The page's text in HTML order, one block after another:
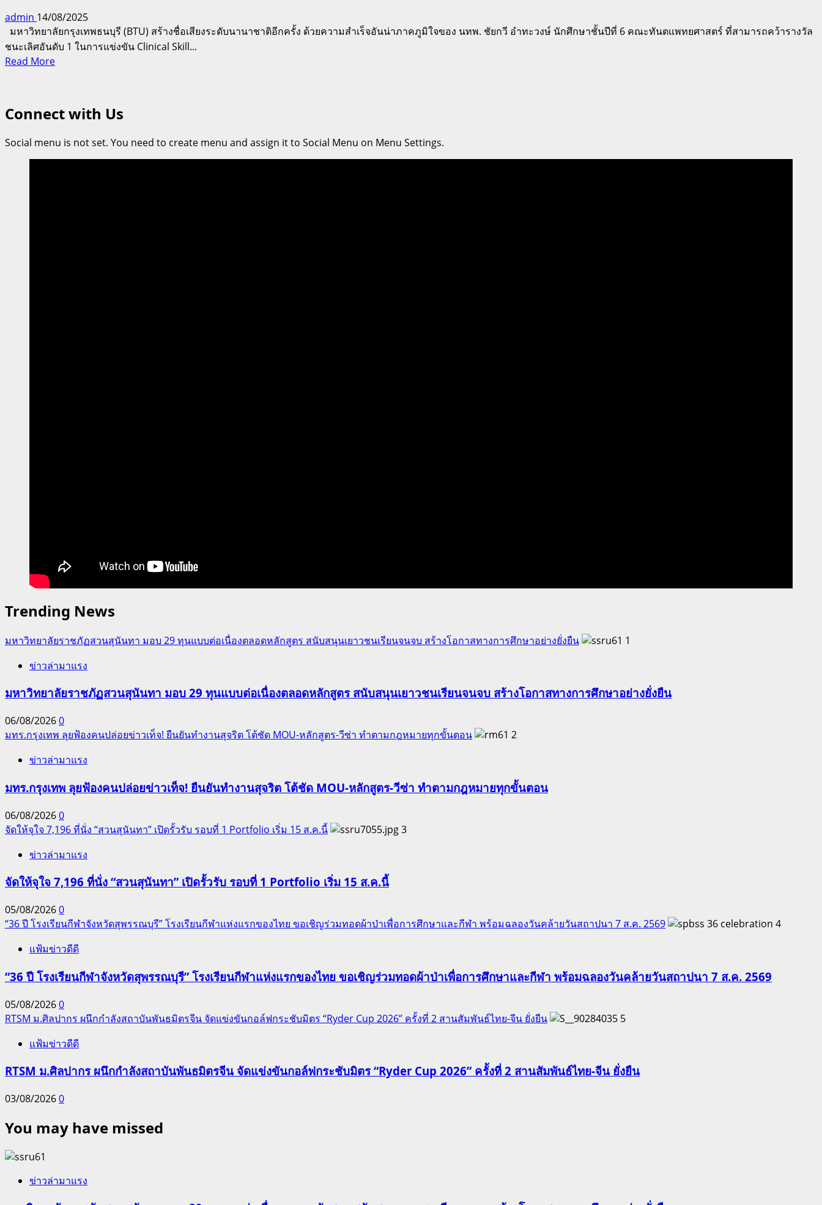
admin 14/08/2025
มหาวิทยาลัยกรุงเทพธนบุรี (BTU) สร้างชื่อเสียงระดับนานาชาติอีกครั้ง ด้วยความสำเร็จอันน่าภาคภูมิใจของ นทพ. ชัยกวี อำทะวงษ์ นักศึกษาชั้นปีที่ 6 คณะทันตแพทยศาสตร์ ที่สามารถคว้ารางวัล
ชนะเลิศอันดับ 1 ในการแข่งขัน Clinical Skill...
Read MoreRead
ธนบุรี”
บัณฑิต
คุณภาพ
Connect with Us
Social menu is not set. You need to create menu and assign it to Social Menu on Menu Settings.
Trending News
มหาวิทยาลัยราชภัฏสวนสุนันทา มอบ 29 ทุนแบบต่อเนื่องตลอดหลักสูตร สนับสนุนเยาวชนเรียนจนจบ สร้างโอกาสทางการศึกษาอย่างยั่งยืน
1
ข่าวล่ามาแรง
มหาวิทยาลัยราชภัฏสวนสุนันทา มอบ 29 ทุนแบบต่อเนื่องตลอดหลักสูตร สนับสนุนเยาวชนเรียนจนจบ สร้างโอกาสทางการศึกษาอย่างยั่งยืน
06/08/20260
มทร.กรุงเทพ ลุยฟ้องคนปล่อยข่าวเท็จ! ยืนยันทำงานสุจริต โต้ชัด MOU-หลักสูตร-วีซ่า ทำตามกฎหมายทุกขั้นตอน
2
ข่าวล่ามาแรง
มทร.กรุงเทพ ลุยฟ้องคนปล่อยข่าวเท็จ! ยืนยันทำงานสุจริต โต้ชัด MOU-หลักสูตร-วีซ่า ทำตามกฎหมายทุกขั้นตอน
06/08/20260
จัดให้จุใจ 7,196 ที่นั่ง “สวนสุนันทา” เปิดรั้วรับ รอบที่ 1 Portfolio เริ่ม 15 ส.ค.นี้
3
ข่าวล่ามาแรง
จัดให้จุใจ 7,196 ที่นั่ง “สวนสุนันทา” เปิดรั้วรับ รอบที่ 1 Portfolio เริ่ม 15 ส.ค.นี้
05/08/20260
“36 ปี โรงเรียนกีฬาจังหวัดสุพรรณบุรี” โรงเรียนกีฬาแห่งแรกของไทย ขอเชิญร่วมทอดผ้าป่าเพื่อการศึกษาและกีฬา พร้อมฉลองวันคล้ายวันสถาปนา 7 ส.ค. 2569
4
แฟ้มข่าวดีดี
“36 ปี โรงเรียนกีฬาจังหวัดสุพรรณบุรี” โรงเรียนกีฬาแห่งแรกของไทย ขอเชิญร่วมทอดผ้าป่าเพื่อการศึกษาและกีฬา พร้อมฉลองวันคล้ายวันสถาปนา 7 ส.ค. 2569
05/08/20260
RTSM ม.ศิลปากร ผนึกกำลังสถาบันพันธมิตรจีน จัดแข่งขันกอล์ฟกระชับมิตร “Ryder Cup 2026” ครั้งที่ 2 สานสัมพันธ์ไทย-จีน ยั่งยืน
5
แฟ้มข่าวดีดี
RTSM ม.ศิลปากร ผนึกกำลังสถาบันพันธมิตรจีน จัดแข่งขันกอล์ฟกระชับมิตร “Ryder Cup 2026” ครั้งที่ 2 สานสัมพันธ์ไทย-จีน ยั่งยืน
03/08/20260
You may have missed
ข่าวล่ามาแรง